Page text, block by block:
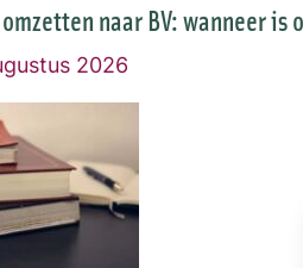
omzetten naar BV: wanneer is
2026